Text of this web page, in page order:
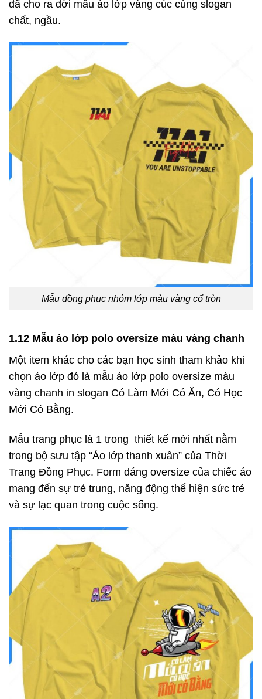
đã cho ra đời mẫu áo lớp vàng cúc cùng slogan
chất, ngầu.
Mẫu đồng phục nhóm lớp màu vàng cổ tròn
1.12 Mẫu áo lớp polo oversize màu vàng chanh
Một item khác cho các bạn học sinh tham khảo khi
chọn áo lớp đó là mẫu áo lớp polo oversize màu
vàng chanh in slogan Có Làm Mới Có Ăn, Có Học
Mới Có Bằng.
Mẫu trang phục là 1 trong thiết kế mới nhất nằm
trong bộ sưu tập “Áo lớp thanh xuân” của Thời
Trang Đồng Phục. Form dáng oversize của chiếc áo
mang đến sự trẻ trung, năng động thể hiện sức trẻ
và sự lạc quan trong cuộc sống.